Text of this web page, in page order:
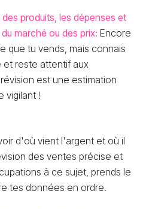
produits, les dépenses et
marché ou des prix: Encore
que tu vends, mais connais
et reste attentif aux
est une estimation
vigilant !
d'où vient l'argent et où il
des ventes précise et
à ce sujet, prends le
tes données en ordre.